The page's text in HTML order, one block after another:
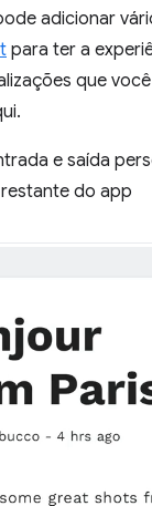
adicionar
para ter a
que
e saída
do app